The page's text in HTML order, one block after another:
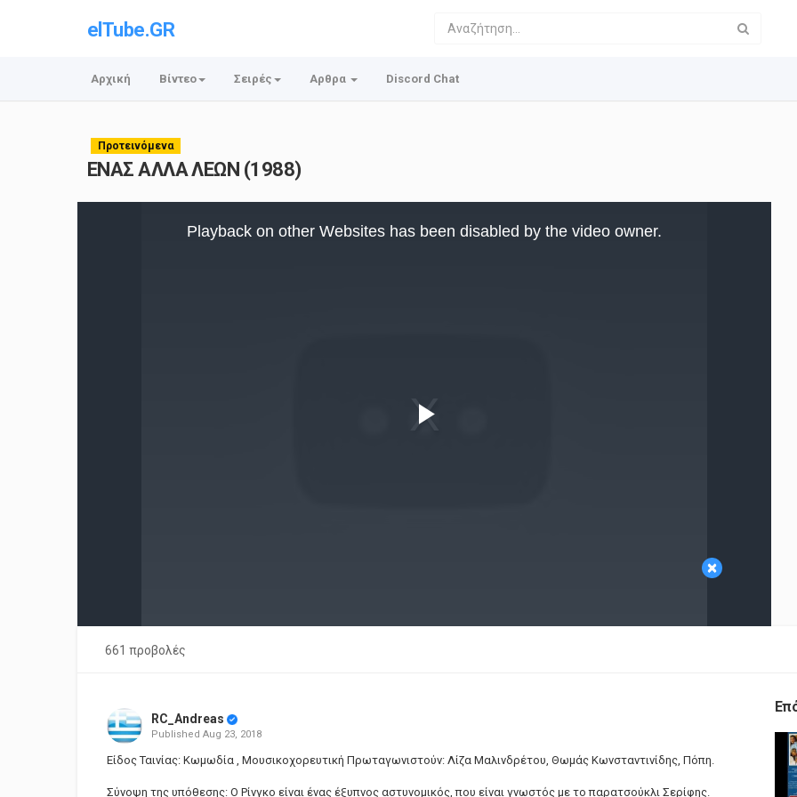
elTube.GR
Αρχική Βίντεο Σειρές Αρθρα Discord Chat
Προτεινόμενα
ΕΝΑΣ ΑΛΛΑ ΛΕΩΝ (1988)
×
Playback on other Websites has been disabled by the video owner.
661 προβολές
RC_Andreas
Published Aug 23, 2018
Είδος Ταινίας: Κωμωδία , Μουσικοχορευτική Πρωταγωνιστούν: Λίζα Μαλινδρέτου, Θωμάς Κωνσταντινίδης, Πόπη.
Σύνοψη της υπόθεσης: Ο Ρίνγκο είναι ένας έξυπνος αστυνομικός, που είναι γνωστός με το παρατσούκλι Σερίφης.